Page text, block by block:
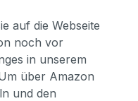
auf die Webseite
noch vor
in unserem
über Amazon
und den